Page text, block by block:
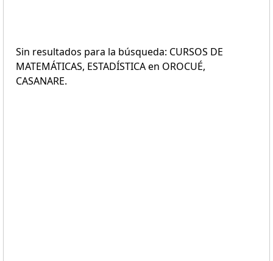
Sin resultados para la búsqueda: CURSOS DE
MATEMÁTICAS, ESTADÍSTICA en OROCUÉ,
CASANARE.